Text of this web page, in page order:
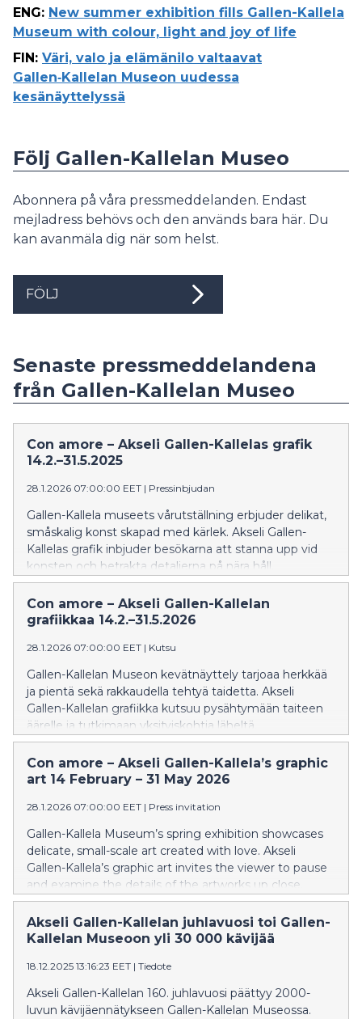
ENG: New summer exhibition fills Gallen-Kallela
Museum with colour, light and joy of life
FIN : Väri, valo ja elämänilo valtaavat
Gallen‑Kallelan Museon uudessa
kesänäyttelyssä
Följ Gallen-Kallelan Museo
Abonnera på våra pressmeddelanden. Endast
mejladress behövs och den används bara här. Du
kan avanmäla dig när som helst.
FÖLJ
Senaste pressmeddelandena
från Gallen-Kallelan Museo
Con amore – Akseli Gallen-Kallelas grafik
14.2.–31.5.2025
28.1.2026 07:00:00 EET | Pressinbjudan
Gallen-Kallela museets vårutställning erbjuder delikat,
småskalig konst skapad med kärlek. Akseli Gallen-
Kallelas grafik inbjuder besökarna att stanna upp vid
konsten och betrakta detaljerna på nära håll.
Con amore – Akseli Gallen-Kallelan
grafiikkaa 14.2.–31.5.2026
28.1.2026 07:00:00 EET | Kutsu
Gallen-Kallelan Museon kevätnäyttely tarjoaa herkkää
ja pientä sekä rakkaudella tehtyä taidetta. Akseli
Gallen-Kallelan grafiikka kutsuu pysähtymään taiteen
äärelle ja tutkimaan yksityiskohtia läheltä.
Con amore – Akseli Gallen-Kallela’s graphic
art 14 February – 31 May 2026
28.1.2026 07:00:00 EET | Press invitation
Gallen-Kallela Museum’s spring exhibition showcases
delicate, small-scale art created with love. Akseli
Gallen-Kallela’s graphic art invites the viewer to pause
and examine the details of the artworks up close.
Akseli Gallen-Kallelan juhlavuosi toi Gallen-
Kallelan Museoon yli 30 000 kävijää
18.12.2025 13:16:23 EET | Tiedote
Akseli Gallen-Kallelan 160. juhlavuosi päättyy 2000-
luvun kävijäennätykseen Gallen-Kallelan Museossa.